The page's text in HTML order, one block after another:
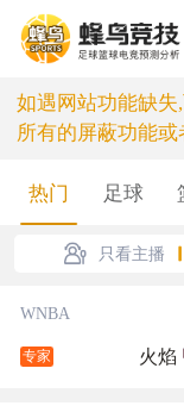
如遇网站功能缺
所有的屏蔽功能或
热门 足球
只看主播
WNBA
专家 火焰